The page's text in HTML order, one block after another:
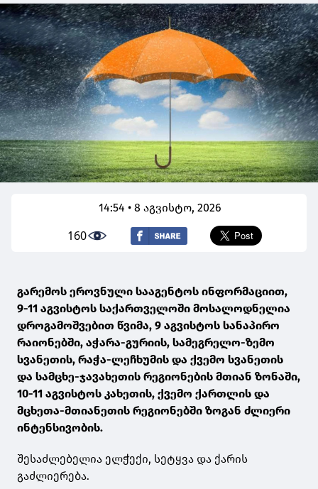
14:54 • 8 აგვისტო, 2026
160
გარემოს ეროვნული სააგენტოს ინფორმაციით,
9-11 აგვისტოს საქართველოში მოსალოდნელია
დროგამოშვებით წვიმა, 9 აგვისტოს სანაპირო
რაიონებში, აჭარა-გურიის, სამეგრელო-ზემო
სვანეთის, რაჭა-ლეჩხუმის და ქვემო სვანეთის
და სამცხე-ჯავახეთის რეგიონების მთიან ზონაში,
10-11 აგვისტოს კახეთის, ქვემო ქართლის და
მცხეთა-მთიანეთის რეგიონებში ზოგან ძლიერი
ინტენსივობის.
შესაძლებელია ელჭექი, სეტყვა და ქარის
გაძლიერება.